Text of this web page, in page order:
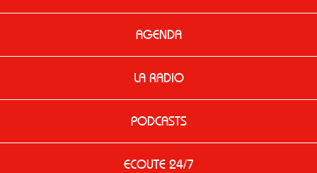
AGENDA
LA RADIO
PODCASTS
ECOUTE 24/7